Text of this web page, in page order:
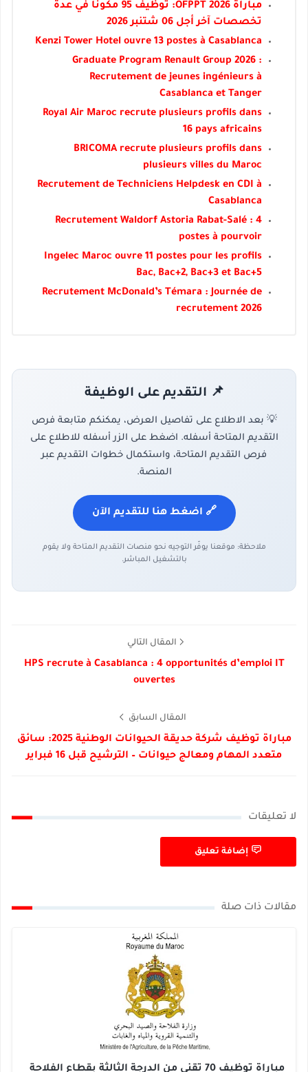
مباراة OFPPT 2026: توظيف 95 مكونًا في عدة
تخصصات آخر أجل 06 شتنبر 2026
Kenzi Tower Hotel ouvre 13 postes à Casablanca
Graduate Program Renault Group 2026 :
Recrutement de jeunes ingénieurs à
Casablanca et Tanger
Royal Air Maroc recrute plusieurs profils dans
16 pays africains
BRICOMA recrute plusieurs profils dans
plusieurs villes du Maroc
Recrutement de Techniciens Helpdesk en CDI à
Casablanca
Recrutement Waldorf Astoria Rabat-Salé : 4
postes à pourvoir
Ingelec Maroc ouvre 11 postes pour les profils
Bac, Bac+2, Bac+3 et Bac+5
Recrutement McDonald’s Témara : Journée de
recrutement 2026
📌 التقديم على الوظيفة
💡 بعد الاطلاع على تفاصيل العرض، يمكنكم متابعة فرص
التقديم المتاحة أسفله. اضغط على الزر أسفله للاطلاع على
فرص التقديم المتاحة، واستكمال خطوات التقديم عبر
المنصة.
🔗 اضغط هنا للتقديم الآن
ملاحظة: موقعنا يوفّر التوجيه نحو منصات التقديم المتاحة ولا يقوم
بالتشغيل المباشر.
المقال التالي
HPS recrute à Casablanca : 4 opportunités d’emploi IT
ouvertes
المقال السابق
مباراة توظيف شركة حديقة الحيوانات الوطنية 2025: سائق
متعدد المهام ومعالج حيوانات – الترشيح قبل 16 فبراير
لا تعليقات
إضافة تعليق
مقالات ذات صلة
مباراة توظيف 70 تقني من الدرجة الثالثة بقطاع الفلاحة